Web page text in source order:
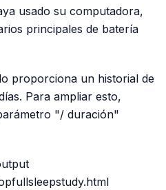
usado su computadora,
principales de batería
proporciona un historial de
Para ampliar esto,
"/ duración"